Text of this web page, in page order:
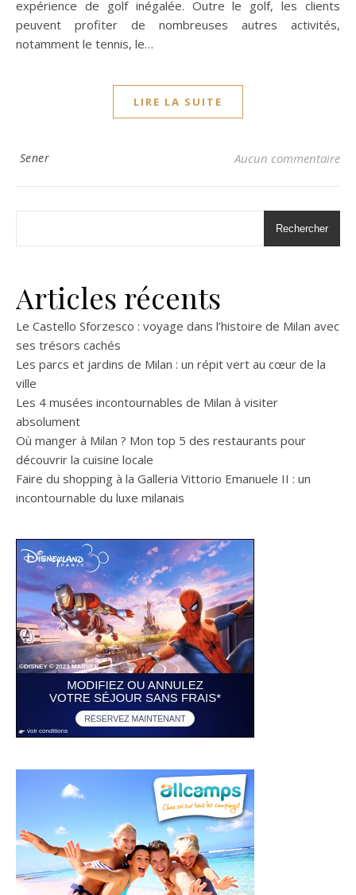
expérience de golf inégalée. Outre le golf, les clients
peuvent profiter de nombreuses autres activités,
notamment le tennis, le…
LIRE LA SUITE
Sener Aucun commentaire
Rechercher
Articles récents
Le Castello Sforzesco : voyage dans l’histoire de Milan avec
ses trésors cachés
Les parcs et jardins de Milan : un répit vert au cœur de la
ville
Les 4 musées incontournables de Milan à visiter
absolument
Où manger à Milan ? Mon top 5 des restaurants pour
découvrir la cuisine locale
Faire du shopping à la Galleria Vittorio Emanuele II : un
incontournable du luxe milanais